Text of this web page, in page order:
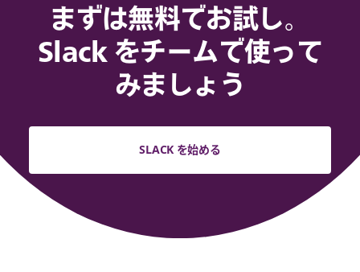
まずは無料でお試し。
Slack をチームで使って
みましょう
SLACK を始める